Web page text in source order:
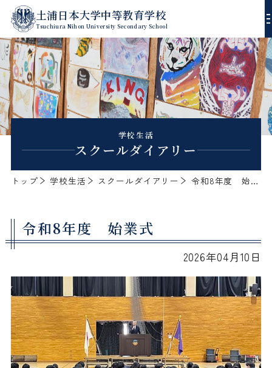
土浦日本大学中等教育学校
Tsuchiura Nihon University Secondary School
校長あいさつ
エンブレム
施設
アクセス
学習指導
ゼミ・課外授業
年間行事
入試方式
過去の入試結果
受験生向けイベント
よくある質問
証明書等の申し込み
教育実習の申し込み
同窓会
学校生活
スクールダイアリー
トップ 学校生活 スクールダイアリー 令和8年度 始業式
令和8年度 始業式
2026年04月10日